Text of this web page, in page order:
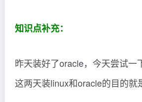
知识点补充：
昨天装好了oracle，今天尝试一
这两天装linux和oracle的目的就